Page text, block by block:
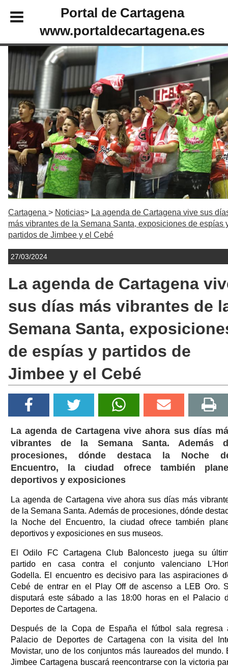
Portal de Cartagena
www.portaldecartagena.es
Cartagena Noticias
La agenda de Cartagena vive sus
más vibrantes de la Semana Santa, exposiciones de espías
partidos de Jimbee y el Cebé
27/03/2024
La agenda de Cartagena
sus días más vibrantes de
Semana Santa,
de espías y partidos de
Jimbee y el Cebé
La agenda de Cartagena vive ahora sus días
vibrantes de la Semana Santa. Además
procesiones, dónde destaca la Noche
Encuentro, la ciudad ofrece también
deportivos y exposiciones
La agenda de Cartagena vive ahora sus días más
de la Semana Santa. Además de procesiones, dónde
la Noche del Encuentro, la ciudad ofrece también
deportivos y exposiciones en sus museos.
El Odilo FC Cartagena Club Baloncesto juega su
partido en casa contra el conjunto valenciano
Godella. El encuentro es decisivo para las aspiraciones
Cebé de entrar en el Play Off de ascenso a LEB Oro.
disputará este sábado a las 18:00 horas en el Palacio
Deportes de Cartagena.
Después de la Copa de España el fútbol sala regresa
Palacio de Deportes de Cartagena con la visita del
Movistar, uno de los conjuntos más laureados del mundo.
Jimbee Cartagena buscará reencontrarse con la victoria